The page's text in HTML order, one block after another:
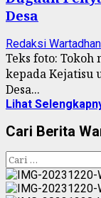
Desa
Redaksi
Teks foto:
kepada Kejatisu
Desa...
Lihat
Cari Berita
Cari
untuk: